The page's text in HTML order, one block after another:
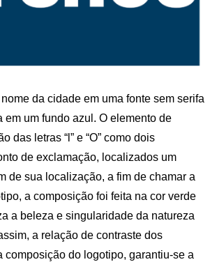
da cidade em uma fonte sem serifa
em um fundo azul. O elemento de
das letras “l” e “O” como dois
de exclamação, localizados um
de sua localização, a fim de chamar a
a composição foi feita na cor verde
a beleza e singularidade da natureza
a relação de contraste dos
composição do logotipo, garantiu-se a